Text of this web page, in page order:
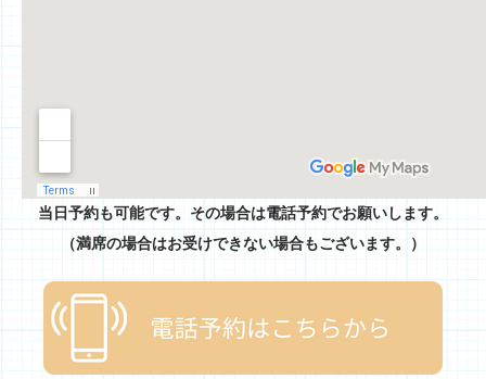
当日予約も可能です。その場合は電話予約でお願いします。
（満席の場合はお受けできない場合もございます。）